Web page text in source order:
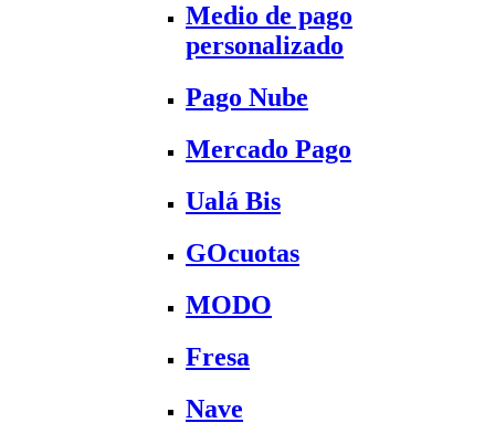
Medio de pago
personalizado
Pago Nube
Mercado Pago
Ualá Bis
GOcuotas
MODO
Fresa
Nave